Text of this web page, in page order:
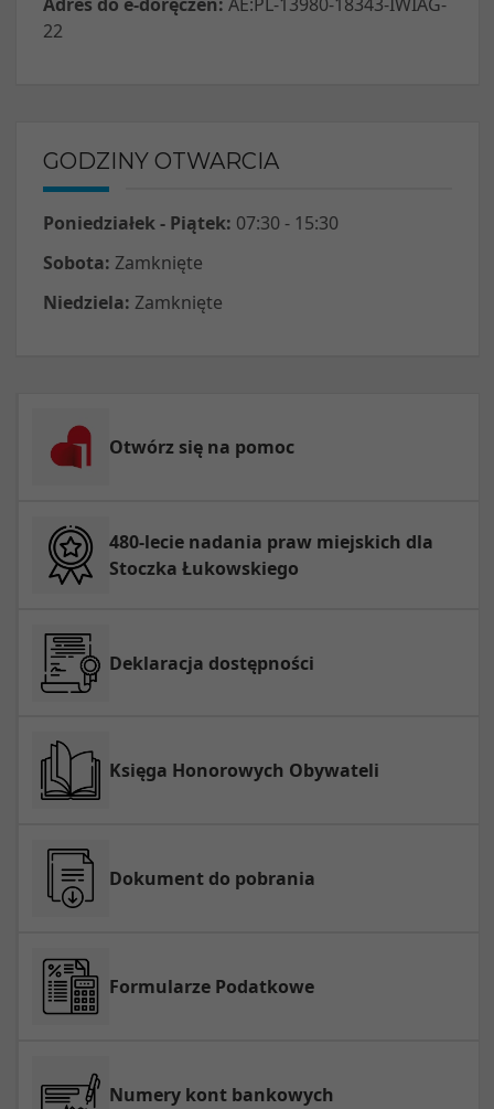
22
GODZINY OTWARCIA
Poniedziałek - Piątek: 07:30 - 15:30
Sobota: Zamknięte
Niedziela: Zamknięte
Otwórz się na pomoc
480-lecie nadania praw miejskich dla
Stoczka Łukowskiego
Deklaracja dostępności
Księga Honorowych Obywateli
Dokument do pobrania
Formularze Podatkowe
Numery kont bankowych